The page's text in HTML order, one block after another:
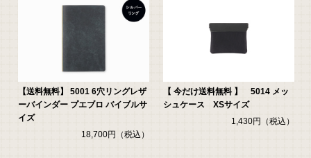
【送料無料】 5001 6穴リングレザ
ーバインダー プエブロ バイブルサ
イズ
18,700円（税込）
【 今だけ送料無料 】 5014 メッ
シュケース XSサイズ
1,430円（税込）